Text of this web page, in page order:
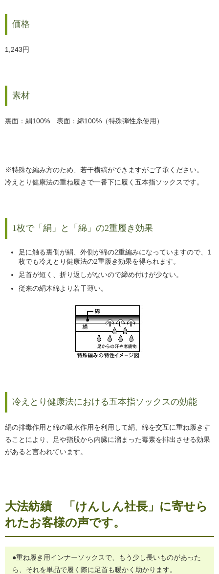
価格
1,243円
素材
裏面：絹100% 表面：綿100%（特殊弾性糸使用）
※特殊な編み方のため、若干横縞ができますがご了承ください。
冷えとり健康法の重ね履きで一番下に履く五本指ソックスです。
1枚で「絹」と「綿」の2重履き効果
足に触る裏側が絹、外側が綿の2重編みになっていますので、1
枚でも冷えとり健康法の2重履き効果を得られます。
足首が短く、折り返しがないので締め付けが少ない。
従来の絹木綿より若干薄い。
冷えとり健康法における五本指ソックスの効能
絹の排毒作用と綿の吸水作用を利用して絹、綿を交互に重ね履きす
ることにより、足や指股から内臓に溜まった毒素を排出させる効果
があると言われています。
大法紡績 「けんしん社長」に寄せら
れたお客様の声です。
●重ね履き用インナーソックスで、もう少し長いものがあった
ら、それを単品で履く際に足首も暖かく助かります。